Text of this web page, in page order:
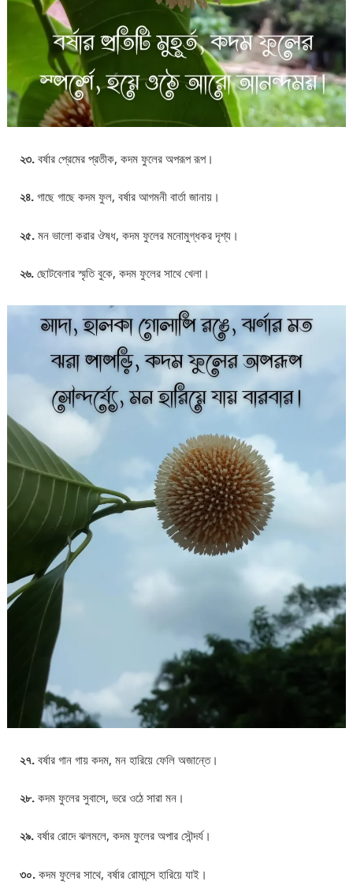
২৩. বর্ষার প্রেমের প্রতীক, কদম ফুলের অপরূপ রূপ।
২৪. গাছে গাছে কদম ফুল, বর্ষার আগমনী বার্তা জানায়।
২৫. মন ভালো করার ঔষধ, কদম ফুলের মনোমুগ্ধকর দৃশ্য।
২৬. ছোটবেলার স্মৃতি বুকে, কদম ফুলের সাথে খেলা।
২৭. বর্ষার গান গায় কদম, মন হারিয়ে ফেলি অজান্তে।
২৮. কদম ফুলের সুবাসে, ভরে ওঠে সারা মন।
২৯. বর্ষার রোদে ঝলমলে, কদম ফুলের অপার সৌন্দর্য।
৩০. কদম ফুলের সাথে, বর্ষার রোমান্সে হারিয়ে যাই।